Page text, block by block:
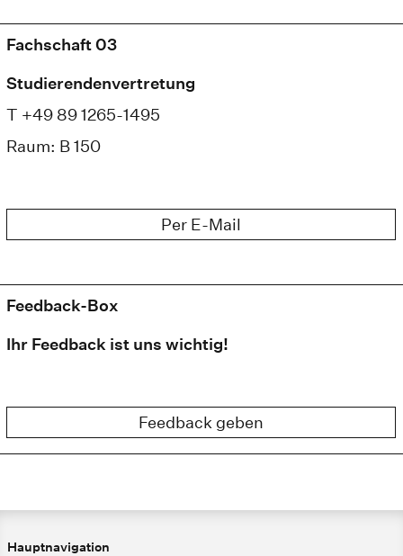
Fachschaft 03
Studierendenvertretung
T +49 89 1265-1495
Raum: B 150
Per E-Mail
Feedback-Box
Ihr Feedback ist uns wichtig!
Feedback geben
Hauptnavigation